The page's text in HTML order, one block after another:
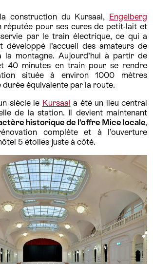
construction du Kursaal, Engelberg
réputée pour ses cures de petit-lait et
par le train électrique, ce qui a
développé l’accueil des amateurs de
la montagne. Aujourd’hui à partir de
40 minutes en train pour se rendre
située à environ 1000 mètres
durée équivalente par la route.
siècle le Kursaal a été un lieu central
de la station. Il devient maintenant
historique de l’offre Mice locale,
complète et à l’ouverture
5 étoiles juste à côté.